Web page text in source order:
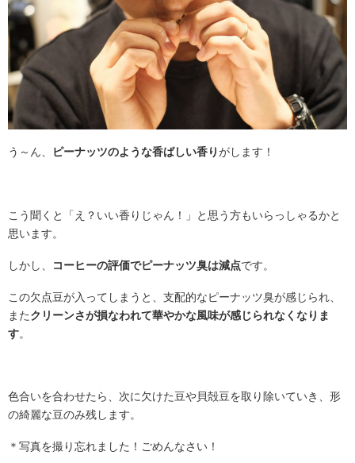
う～ん、 ピーナッツのような香ばしい香りがします！
こう聞くと「え？いい香りじゃん！」と思う方もいらっしゃるかと
思います。
しかし、 コーヒーの評価でピーナッツ臭は減点です。
この欠点豆が入ってしまうと、支配的なピーナッツ臭が感じられ、
またクリーンさが損なわれて華やかな風味が感じられなくなりま
す。
色合いを合わせたら、次に欠けた豆や貝殻豆を取り除いていき、形
の綺麗な豆のみ残します。
＊写真を撮り忘れました！ごめんなさい！